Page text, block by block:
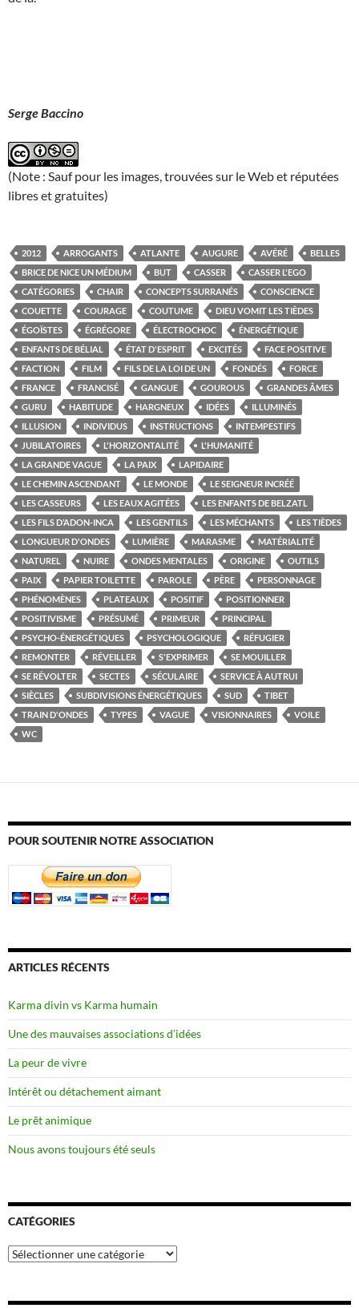
Serge Baccino
(Note : Sauf pour les images, trouvées sur le Web et réputées
libres et gratuites)
2012 ARROGANTS ATLANTE AUGURE AVÉRÉ
BELLES
BRICE DE NICE UN MÉDIUM
BUT CASSER
CASSER L'EGO
CATÉGORIES
CHAIR CONCEPTS SURRANÉS
CONSCIENCE
COUETTE
COURAGE COUTUME
DIEU VOMIT LES TIÈDES
ÉGOÏSTES
ÉGRÉGORE ÉLECTROCHOC
ÉNERGÉTIQUE
ENFANTS DE BÉLIAL
ÉTAT D'ESPRIT EXCITÉS
FACE POSITIVE
FACTION
FILM FILS DE LA LOI DE UN FONDÉS
FORCE
FRANCE
FRANCISÉ GANGUE GOUROUS
GRANDES ÂMES
GURU
HABITUDE HARGNEUX IDÉES
ILLUMINÉS
ILLUSION
INDIVIDUS INSTRUCTIONS
INTEMPESTIFS
JUBILATOIRES
L'HORIZONTALITÉ
L'HUMANITÉ
LA GRANDE VAGUE
LA PAIX
LAPIDAIRE
LE CHEMIN ASCENDANT
LE MONDE
LE SEIGNEUR INCRÉÉ
LES CASSEURS
LES EAUX AGITÉES
LES ENFANTS DE BELZATL
LES FILS D’ADON-INCA
LES GENTILS LES MÉCHANTS
LES TIÈDES
LONGUEUR D'ONDES
LUMIÈRE MARASME
MATÉRIALITÉ
NATUREL
NUIRE ONDES MENTALES ORIGINE
OUTILS
PAIX
PAPIER TOILETTE PAROLE PÈRE
PERSONNAGE
PHÉNOMÈNES
PLATEAUX POSITIF
POSITIONNER
POSITIVISME
PRÉSUMÉ PRIMEUR
PRINCIPAL
PSYCHO-ÉNERGÉTIQUES
PSYCHOLOGIQUE
RÉFUGIER
REMONTER
RÉVEILLER S'EXPRIMER
SE MOUILLER
SE RÉVOLTER
SECTES SÉCULAIRE
SERVICE À AUTRUI
SIÈCLES
SUBDIVISIONS ÉNERGÉTIQUES SUD
TIBET
TRAIN D'ONDES
TYPES VAGUE VISIONNAIRES
VOILE
WC
POUR SOUTENIR NOTRE ASSOCIATION
ARTICLES RÉCENTS
Karma divin vs Karma humain
Une des mauvaises associations d’idées
La peur de vivre
Intérêt ou détachement aimant
Le prêt animique
Nous avons toujours été seuls
CATÉGORIES
Catégories